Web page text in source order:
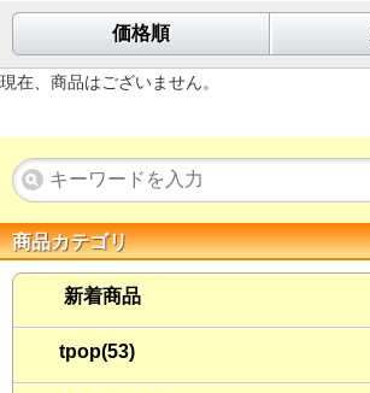
価格順
現在、商品はございません。
商品カテゴリ
新着商品
tpop(53)